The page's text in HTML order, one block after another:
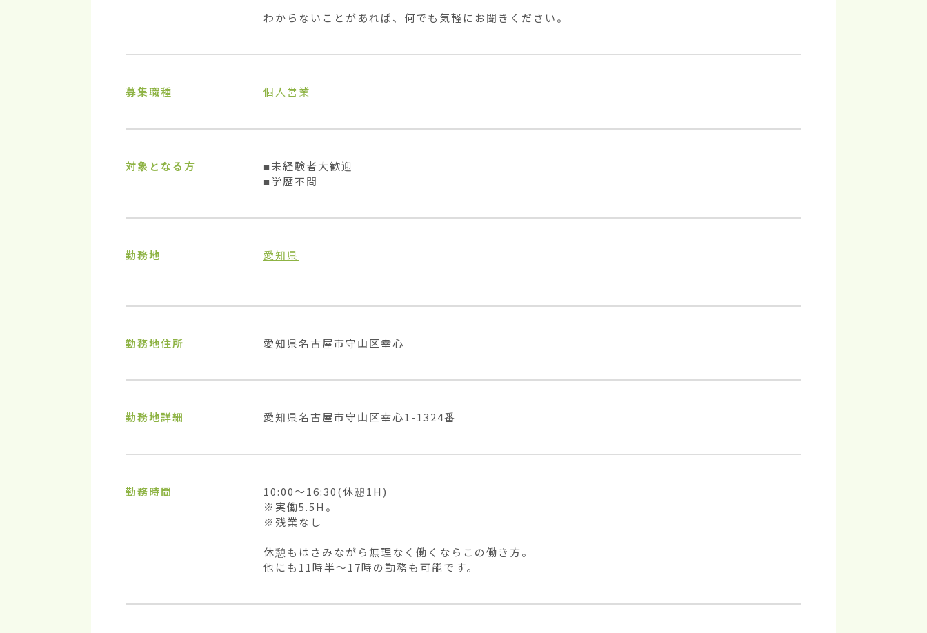
わからないことがあれば、何でも気軽にお聞きください。
募集職種 個人営業
対象となる方
■未経験者大歓迎
■学歴不問
勤務地 愛知県
勤務地住所 愛知県名古屋市守山区幸心
勤務地詳細 愛知県名古屋市守山区幸心1-1324番
勤務時間
10:00〜16:30(休憩1H)
※実働5.5H。
※残業なし
休憩もはさみながら無理なく働くならこの働き方。
他にも11時半〜17時の勤務も可能です。